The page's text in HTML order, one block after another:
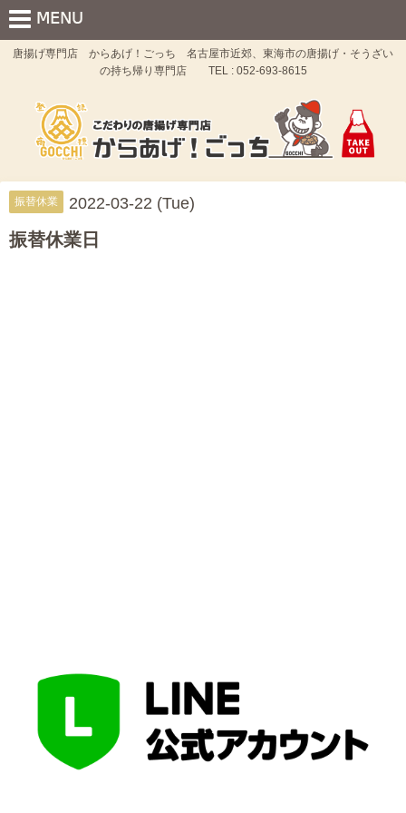
唐揚げ専門店 からあげ！ごっち 名古屋市近郊、東海市の唐揚げ・そうざい
の持ち帰り専門店 TEL : 052-693-8615
振替休業 2022-03-22 (Tue)
振替休業日